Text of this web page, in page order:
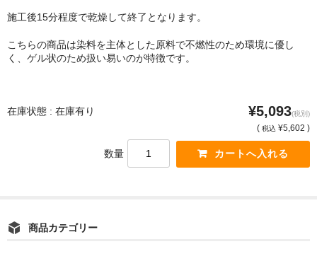
施工後15分程度で乾燥して終了となります。
こちらの商品は染料を主体とした原料で不燃性のため環境に優し
く、ゲル状のため扱い易いのが特徴です。
在庫状態 : 在庫有り ¥5,093(税別)
( 税込 ¥5,602 )
数量
商品カテゴリー